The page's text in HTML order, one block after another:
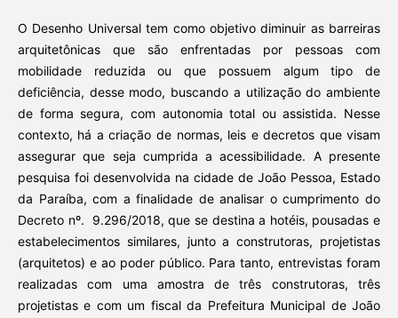
O Desenho Universal tem como objetivo diminuir as barreiras
arquitetônicas que são enfrentadas por pessoas com
mobilidade reduzida ou que possuem algum tipo de
deficiência, desse modo, buscando a utilização do ambiente
de forma segura, com autonomia total ou assistida. Nesse
contexto, há a criação de normas, leis e decretos que visam
assegurar que seja cumprida a acessibilidade. A presente
pesquisa foi desenvolvida na cidade de João Pessoa, Estado
da Paraíba, com a finalidade de analisar o cumprimento do
Decreto nº. 9.296/2018, que se destina a hotéis, pousadas e
estabelecimentos similares, junto a construtoras, projetistas
(arquitetos) e ao poder público. Para tanto, entrevistas foram
realizadas com uma amostra de três construtoras, três
projetistas e com um fiscal da Prefeitura Municipal de João